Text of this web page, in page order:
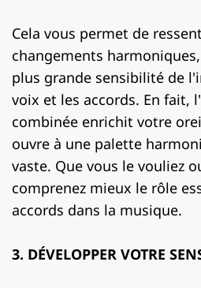
Cela vous permet de
changements
plus grande sensibilité de
voix et les accords. En fait,
combinée enrichit votre
ouvre à une palette
vaste. Que vous le vouliez
comprenez mieux le rôle
accords dans la musique.
3. DÉVELOPPER VOTRE